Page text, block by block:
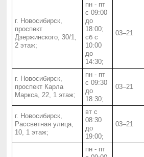
г. Новосибирск,
проспект
Дзержинского, 30/1,
2 этаж;
пн - пт
с 09:00
до
18:00;
сб с
10:00
до
14:30;
03‒21
г. Новосибирск,
проспект Карла
Маркса, 22, 1 этаж;
пн - пт
с 09:30
до
18:30;
03‒21
г. Новосибирск,
Рассветная улица,
10, 1 этаж;
вт с
08:30
до
19:00;
03‒21
пн - пт